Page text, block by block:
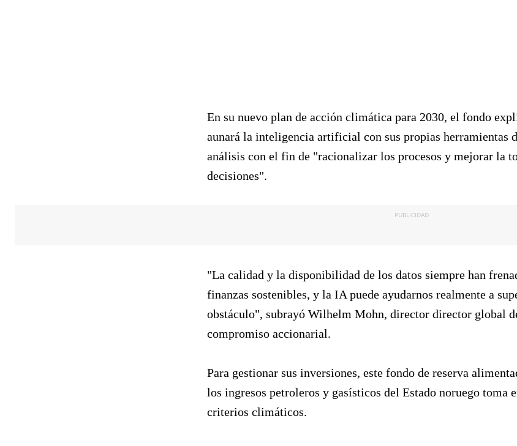
En su nuevo plan de acción climática para 2030, el fondo
aunará la inteligencia artificial con sus propias herramientas
análisis con el fin de "racionalizar los procesos y mejorar la
decisiones".
PUBLICIDAD
"La calidad y la disponibilidad de los datos siempre han
finanzas sostenibles, y la IA puede ayudarnos realmente a
obstáculo", subrayó Wilhelm Mohn, director director global
compromiso accionarial.
Para gestionar sus inversiones, este fondo de reserva
los ingresos petroleros y gasísticos del Estado noruego toma
criterios climáticos.